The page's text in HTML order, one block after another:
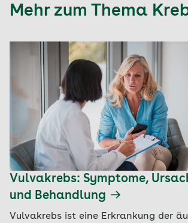
Mehr zum Thema
Vulvakrebs: Symptome,
und Behandlung
Vulvakrebs ist eine Erkrankung der